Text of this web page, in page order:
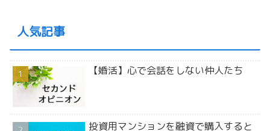
人気記事
【婚活】心で会話をしない仲人たち
投資用マンションを融資で購入すると